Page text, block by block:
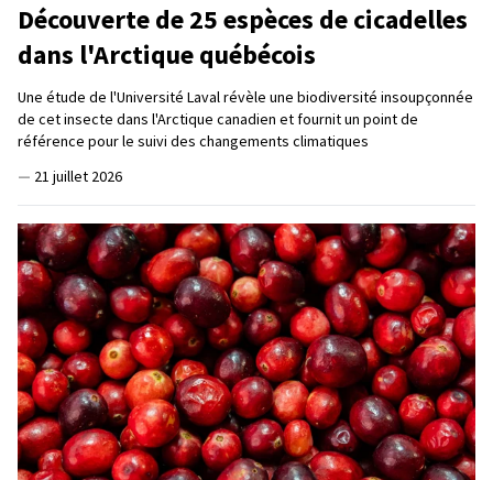
Découverte de 25 espèces de cicadelles
dans l'Arctique québécois
Une étude de l'Université Laval révèle une biodiversité insoupçonnée
de cet insecte dans l'Arctique canadien et fournit un point de
référence pour le suivi des changements climatiques
— 21 juillet 2026